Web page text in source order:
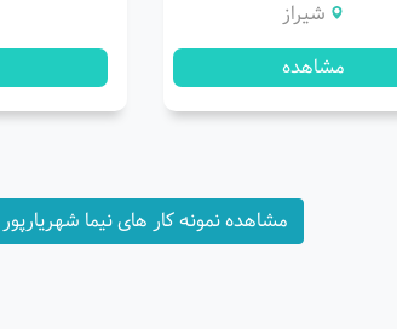
شیراز
مشاهده
مشاهده نمونه کار های نیما شهریارپور